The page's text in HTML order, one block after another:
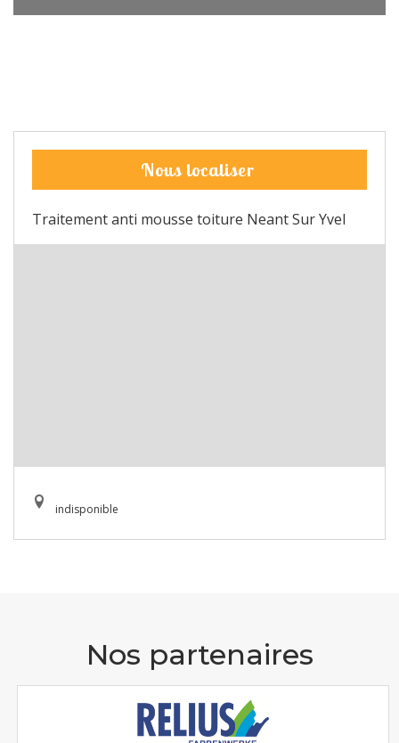
Nous localiser
Traitement anti mousse toiture Neant Sur Yvel
indisponible
Nos partenaires